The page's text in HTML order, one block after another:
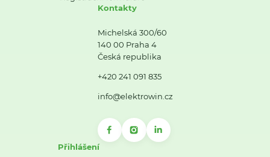
Kontakty
Michelská 300/60
140 00 Praha 4
Česká republika
+420 241 091 835
info@elektrowin.cz
Přihlášení